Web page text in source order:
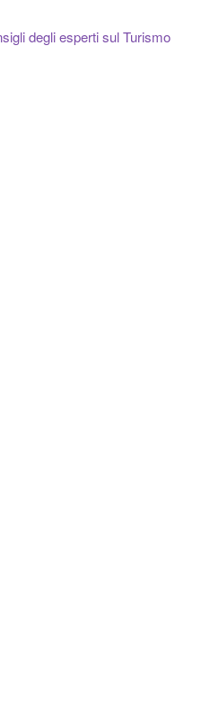
degli esperti sul Turismo